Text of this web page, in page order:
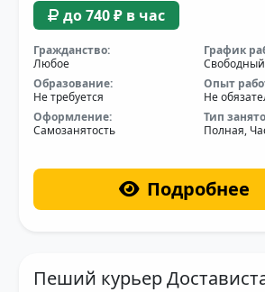
до 740 ₽ в час
Гражданство:
Любое
График
Свободный
Образование:
Не требуется
Опыт
Не
Оформление:
Самозанятость
Тип
Полная,
Подробнее
Пеший курьер